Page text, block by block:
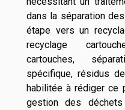
dans la séparation
étape vers un
recyclage
cartouches,
spécifique, résidus
habilitée à rédiger ce
gestion des